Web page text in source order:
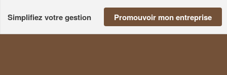
Simplifiez votre gestion Promouvoir mon entreprise